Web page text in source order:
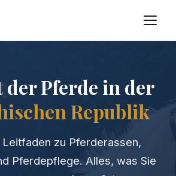
der Pferde in der
Republik
zu Pferderassen,
Pferdepflege. Alles, was Sie